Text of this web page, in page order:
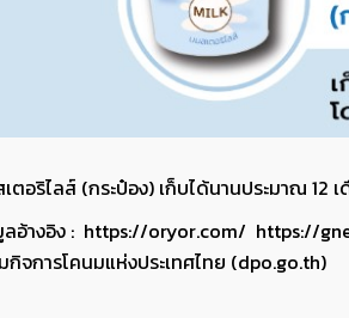
ตอริไลส์ (กระป๋อง) เก็บได้นานประมาณ 12
อ้างอิง : https://oryor.com/ https://
กิจการโคนมแห่งประเทศไทย (dpo.go.th)